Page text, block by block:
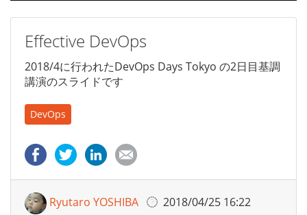
Effective DevOps
2018/4に行われたDevOps Days Tokyo の2日目基調
講演のスライドです
DevOps
Ryutaro YOSHIBA
2018/04/25 16:22